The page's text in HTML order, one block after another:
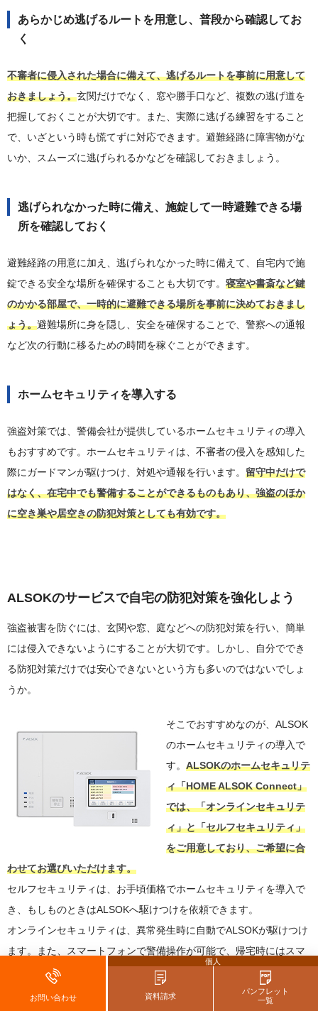
あらかじめ逃げるルートを用意し、普段から確認してお
く
不審者に侵入された場合に備えて、逃げるルートを事前に用意して
おきましょう。玄関だけでなく、窓や勝手口など、複数の逃げ道を
把握しておくことが大切です。また、実際に逃げる練習をすること
で、いざという時も慌てずに対応できます。避難経路に障害物がな
いか、スムーズに逃げられるかなどを確認しておきましょう。
逃げられなかった時に備え、施錠して一時避難できる場
所を確認しておく
避難経路の用意に加え、逃げられなかった時に備えて、自宅内で施
錠できる安全な場所を確保することも大切です。 寝室や書斎など鍵
のかかる部屋で、一時的に避難できる場所を事前に決めておきまし
ょう。避難場所に身を隠し、安全を確保することで、警察への通報
など次の行動に移るための時間を稼ぐことができます。
ホームセキュリティを導入する
強盗対策では、警備会社が提供しているホームセキュリティの導入
もおすすめです。ホームセキュリティは、不審者の侵入を感知した
際にガードマンが駆けつけ、対処や通報を行います。 留守中だけで
はなく、在宅中でも警備することができるものもあり、強盗のほか
に空き巣や居空きの防犯対策としても有効です。
ALSOKのサービスで自宅の防犯対策を強化しよう
強盗被害を防ぐには、玄関や窓、庭などへの防犯対策を行い、簡単
には侵入できないようにすることが大切です。しかし、自分ででき
る防犯対策だけでは安心できないという方も多いのではないでしょ
うか。
そこでおすすめなのが、ALSOK
のホームセキュリティの導入で
す。 ALSOKのホームセキュリテ
ィ「HOME ALSOK Connect」
では、「オンラインセキュリテ
ィ」と「セルフセキュリティ」
をご用意しており、ご希望に合
わせてお選びいただけます。
セルフセキュリティは、お手頃価格でホームセキュリティを導入で
き、もしものときはALSOKへ駆けつけを依頼できます。
オンラインセキュリティは、異常発生時に自動でALSOKが駆けつけ
ます。また、スマートフォンで警備操作が可能で、帰宅時にはスマ
ートフォンを持っているだけで警備を自動解除し、外出時もワンタ
ッチで警備を開始する便利な機能も活用できます。防犯カメラとア
お問い合わせ
個人
資料請求
パンフレット
一覧